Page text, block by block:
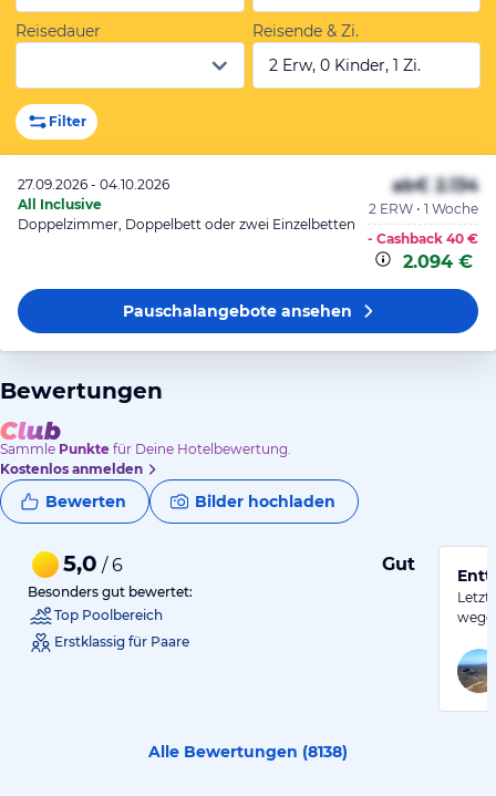
Reisedauer
Reisende & Zi.
2 Erw, 0 Kinder, 1 Zi.
Filter
27.09.2026 - 04.10.2026
All Inclusive
Doppelzimmer, Doppelbett oder zwei Einzelbetten
ab€ 2.134
2 ERW • 1 Woche
- Cashback 40 €
2.094 €
Pauschalangeboteansehen
Bewertungen
Sammle Punkte für Deine Hotelbewertung.
Kostenlos anmelden
Bewerten Bilder hochladen
5,0 / 6 Gut
Besonders gut bewertet:
Top Poolbereich
Erstklassig für Paare
Alle Bewertungen (8138)